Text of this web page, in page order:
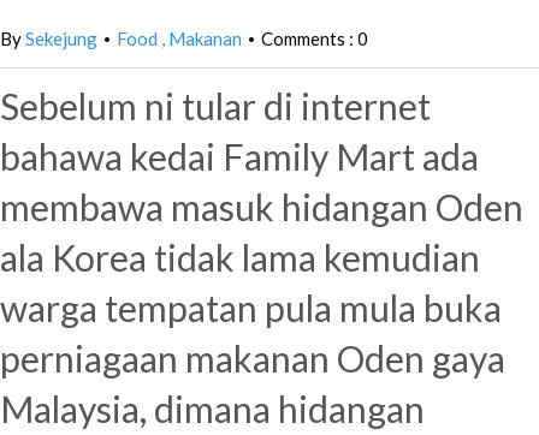
BySekejung • Food Makanan • Comments : 0
Sebelum ni tular di internet
bahawa kedai Family Mart ada
membawa masuk hidangan Oden
ala Korea tidak lama kemudian
warga tempatan pula mula buka
perniagaan makanan Oden gaya
Malaysia, dimana hidangan